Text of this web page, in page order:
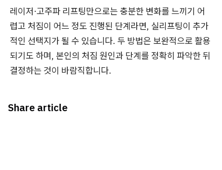
레이저·고주파 리프팅만으로는 충분한 변화를 느끼기 어
렵고 처짐이 어느 정도 진행된 단계라면, 실리프팅이 추가
적인 선택지가 될 수 있습니다. 두 방법은 보완적으로 활용
되기도 하며, 본인의 처짐 원인과 단계를 정확히 파악한 뒤
결정하는 것이 바람직합니다.
Share article